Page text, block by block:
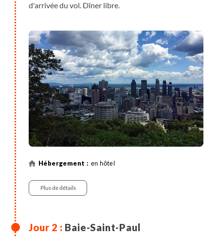
d'arrivée du vol. Dîner libre.
en hôtel
Plus de détails
Baie-Saint-Paul